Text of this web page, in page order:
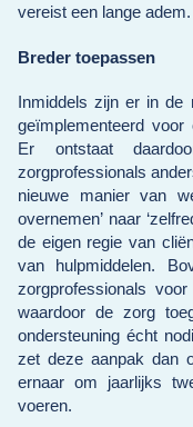
vereist een lange adem.
Breder toepassen
Inmiddels zijn er in de
geïmplementeerd voor
Er ontstaat
zorgprofessionals
nieuwe manier van
overnemen’ naar
de eigen regie van
van hulpmiddelen.
zorgprofessionals
waardoor de zorg
ondersteuning écht
zet deze aanpak dan
ernaar om jaarlijks
voeren.